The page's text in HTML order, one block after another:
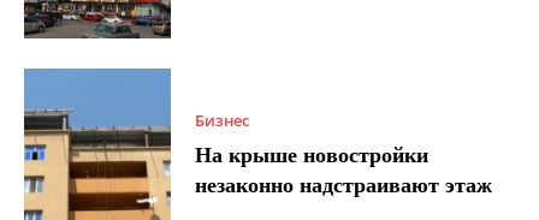
Бизнес
На крыше новостройки
незаконно надстраивают этаж